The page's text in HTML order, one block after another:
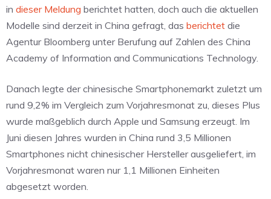
in dieser Meldung berichtet hatten, doch auch die aktuellen
Modelle sind derzeit in China gefragt, das berichtet die
Agentur Bloomberg unter Berufung auf Zahlen des China
Academy of Information and Communications Technology.
Danach legte der chinesische Smartphonemarkt zuletzt um
rund 9,2% im Vergleich zum Vorjahresmonat zu, dieses Plus
wurde maßgeblich durch Apple und Samsung erzeugt. Im
Juni diesen Jahres wurden in China rund 3,5 Millionen
Smartphones nicht chinesischer Hersteller ausgeliefert, im
Vorjahresmonat waren nur 1,1 Millionen Einheiten
abgesetzt worden.